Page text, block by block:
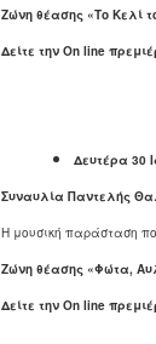
Ζώνη θέασης «Το Κελί
Δείτε την On line
Δευτέρα 30
Συναυλία Παντελής
Η μουσική παράσταση
Ζώνη θέασης «Φώτα,
Δείτε την On line